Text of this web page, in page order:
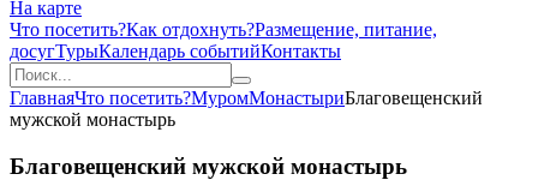
На карте
Что посетить?Как отдохнуть?Размещение, питание,
досугТурыКалендарь событийКонтакты
ГлавнаяЧто посетить?МуромМонастыриБлаговещенский
мужской монастырь
Благовещенский мужской монастырь